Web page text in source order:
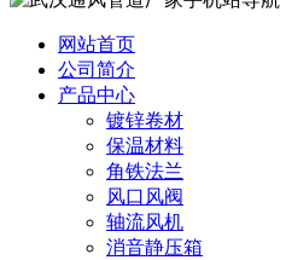
网站首页
公司简介
产品中心
镀锌卷材
保温材料
角铁法兰
风口风阀
轴流风机
消音静压箱